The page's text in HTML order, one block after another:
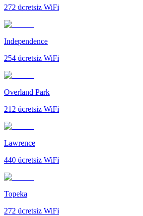
272 ücretsiz WiFi
Independence
254 ücretsiz WiFi
Overland Park
212 ücretsiz WiFi
Lawrence
440 ücretsiz WiFi
Topeka
272 ücretsiz WiFi